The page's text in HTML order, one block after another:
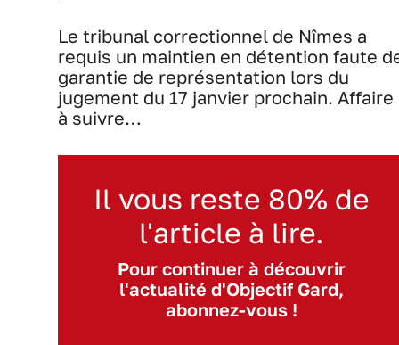
Le tribunal correctionnel de Nîmes a
requis un maintien en détention faute
garantie de représentation lors du
jugement du 17 janvier prochain. Affaire
à suivre…
Il vous reste 80% de
l'article à lire.
Pour continuer à découvrir
l'actualité d'Objectif Gard,
abonnez-vous !